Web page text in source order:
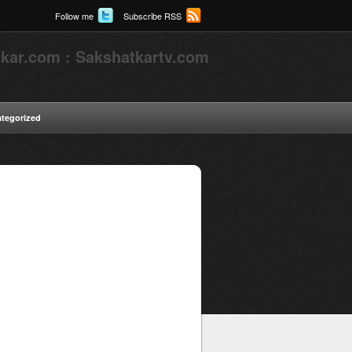
Follow me Subscribe RSS
: Sakshatkartv.com